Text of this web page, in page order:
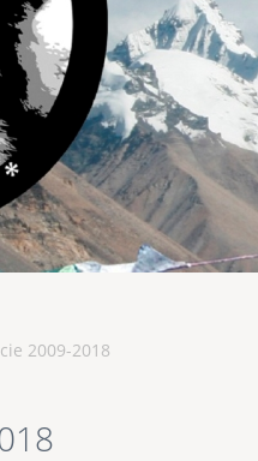
2009-2018